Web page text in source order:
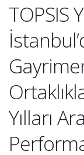
TOPSIS
Yılları